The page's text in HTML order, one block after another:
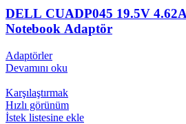
DELL CUADP045 19.5V
Notebook Adaptör
Adaptörler
Devamını oku
Karşılaştırmak
Hızlı görünüm
İstek listesine ekle